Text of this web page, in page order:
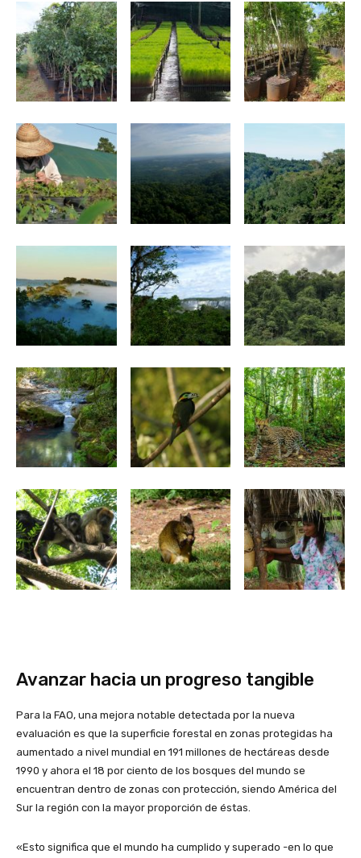
Avanzar hacia un progreso tangible
Para la FAO, una mejora notable detectada por la nueva
evaluación es que la superficie forestal en zonas protegidas ha
aumentado a nivel mundial en 191 millones de hectáreas desde
1990 y ahora el 18 por ciento de los bosques del mundo se
encuentran dentro de zonas con protección, siendo América del
Sur la región con la mayor proporción de éstas.
«Esto significa que el mundo ha cumplido y superado -en lo que